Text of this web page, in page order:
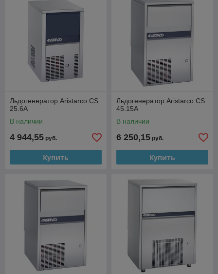
Льдогенератор Aristarco CS
25.6A
В наличии
4 944,55 руб.
Купить
Льдогенератор Aristarco CS
45.15A
В наличии
6 250,15 руб.
Купить